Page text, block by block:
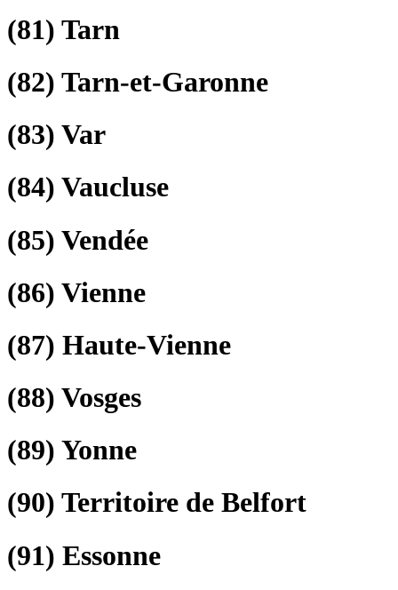
(81) Tarn
(82) Tarn-et-Garonne
(83) Var
(84) Vaucluse
(85) Vendée
(86) Vienne
(87) Haute-Vienne
(88) Vosges
(89) Yonne
(90) Territoire de Belfort
(91) Essonne